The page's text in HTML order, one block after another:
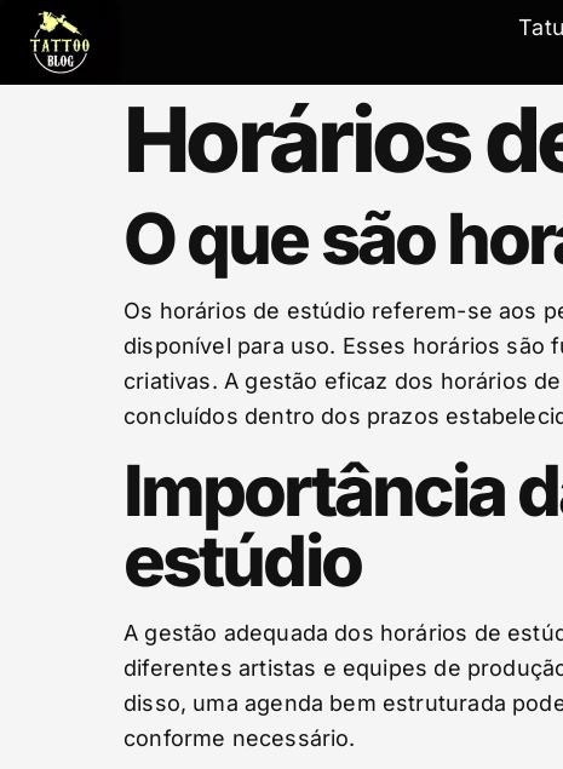
Horários
O que são
Os horários de estúdio referem-se aos
disponível para uso. Esses horários são
criativas. A gestão eficaz dos horários
concluídos dentro dos prazos
Importância
estúdio
A gestão adequada dos horários de
diferentes artistas e equipes de
disso, uma agenda bem estruturada
conforme necessário.